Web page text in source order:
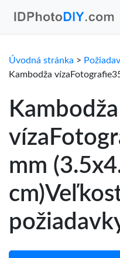
Úvodná stránka >
Kambodža
Kambodža
mm